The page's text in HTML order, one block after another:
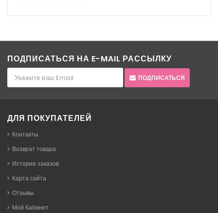
ПОДПИСАТЬСЯ НА E-MAIL РАССЫЛКУ
ПОДПИСАТЬСЯ
ДЛЯ ПОКУПАТЕЛЕЙ
Контакты
Возврат товара
История заказов
Карта сайта
Отзывы
Мой Кабинет